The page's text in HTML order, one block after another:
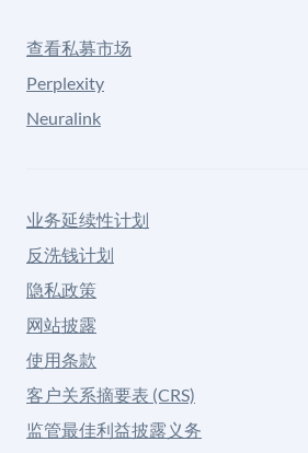
查看私募市场
Perplexity
Neuralink
业务延续性计划
反洗钱计划
隐私政策
网站披露
使用条款
客户关系摘要表 (CRS)
监管最佳利益披露义务